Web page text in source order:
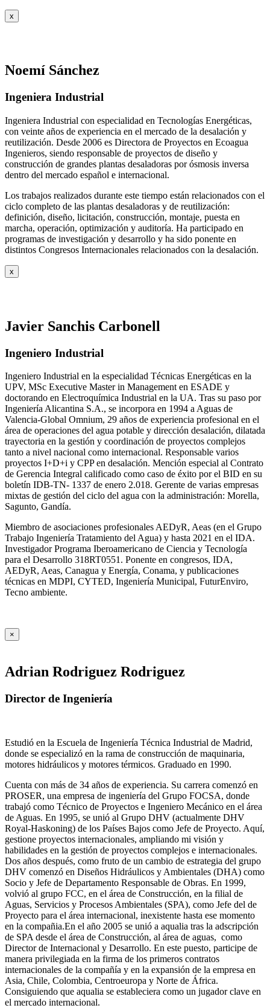
x
Noemí Sánchez
Ingeniera Industrial
Ingeniera Industrial con especialidad en Tecnologías Energéticas,
con veinte años de experiencia en el mercado de la desalación y
reutilización. Desde 2006 es Directora de Proyectos en Ecoagua
Ingenieros, siendo responsable de proyectos de diseño y
construcción de grandes plantas desaladoras por ósmosis inversa
dentro del mercado español e internacional.
Los trabajos realizados durante este tiempo están relacionados con el
ciclo completo de las plantas desaladoras y de reutilización:
definición, diseño, licitación, construcción, montaje, puesta en
marcha, operación, optimización y auditoría. Ha participado en
programas de investigación y desarrollo y ha sido ponente en
distintos Congresos Internacionales relacionados con la desalación.
x
Javier Sanchis Carbonell
Ingeniero Industrial
Ingeniero Industrial en la especialidad Técnicas Energéticas en la
UPV, MSc Executive Master in Management en ESADE y
doctorando en Electroquímica Industrial en la UA. Tras su paso por
Ingeniería Alicantina S.A., se incorpora en 1994 a Aguas de
Valencia-Global Omnium, 29 años de experiencia profesional en el
área de operaciones del agua potable y dirección desalación, dilatada
trayectoria en la gestión y coordinación de proyectos complejos
tanto a nivel nacional como internacional. Responsable varios
proyectos I+D+i y CPP en desalación. Mención especial al Contrato
de Gerencia Integral calificado como caso de éxito por el BID en su
boletín IDB-TN- 1337 de enero 2.018. Gerente de varias empresas
mixtas de gestión del ciclo del agua con la administración: Morella,
Sagunto, Gandía.
Miembro de asociaciones profesionales AEDyR, Aeas (en el Grupo
Trabajo Ingeniería Tratamiento del Agua) y hasta 2021 en el IDA.
Investigador Programa Iberoamericano de Ciencia y Tecnología
para el Desarrollo 318RT0551. Ponente en congresos, IDA,
AEDyR, Aeas, Canagua y Energía, Conama, y publicaciones
técnicas en MDPI, CYTED, Ingeniería Municipal, FuturEnviro,
Tecno ambiente.
×
Adrian Rodriguez Rodriguez
Director de Ingeniería
Estudió en la Escuela de Ingeniería Técnica Industrial de Madrid,
donde se especializó en la rama de construcción de maquinaria,
motores hidráulicos y motores térmicos. Graduado en 1990.
Cuenta con más de 34 años de experiencia. Su carrera comenzó en
PROSER, una empresa de ingeniería del Grupo FOCSA, donde
trabajó como Técnico de Proyectos e Ingeniero Mecánico en el área
de Aguas. En 1995, se unió al Grupo DHV (actualmente DHV
Royal-Haskoning) de los Países Bajos como Jefe de Proyecto. Aquí,
gestione proyectos internacionales, ampliando mi visión y
habilidades en la gestión de proyectos complejos e internacionales.
Dos años después, como fruto de un cambio de estrategia del grupo
DHV comenzó en Diseños Hidráulicos y Ambientales (DHA) como
Socio y Jefe de Departamento Responsable de Obras. En 1999,
volvió al grupo FCC, en el área de Construcción, en la filial de
Aguas, Servicios y Procesos Ambientales (SPA), como Jefe del de
Proyecto para el área internacional, inexistente hasta ese momento
en la compañia.En el año 2005 se unió a aqualia tras la adscripción
de SPA desde el área de Construcción, al área de aguas, como
Director de Internacional y Desarrollo. En este puesto, participe de
manera privilegiada en la firma de los primeros contratos
internacionales de la compañía y en la expansión de la empresa en
Asia, Chile, Colombia, Centroeuropa y Norte de África.
Consiguiendo que aqualia se estableciera como un jugador clave en
el mercado internacional.